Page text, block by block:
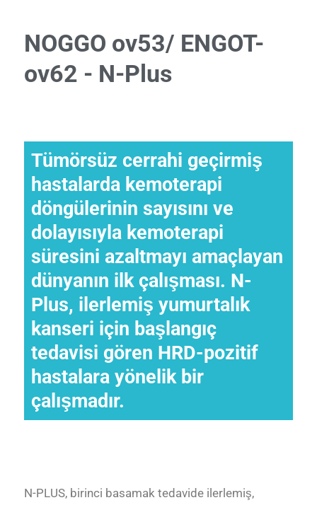
NOGGO ov53/ ENGOT-
ov62 - N-Plus
Tümörsüz cerrahi geçirmiş
hastalarda kemoterapi
döngülerinin sayısını ve
dolayısıyla kemoterapi
süresini azaltmayı amaçlayan
dünyanın ilk çalışması. N-
Plus, ilerlemiş yumurtalık
kanseri için başlangıç
tedavisi gören HRD-pozitif
hastalara yönelik bir
çalışmadır.
N-PLUS, birinci basamak tedavide ilerlemiş,